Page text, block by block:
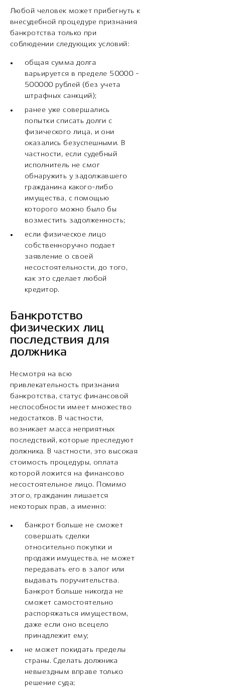
Любой человек может прибегнуть к
внесудебной процедуре признания
банкротства только при
соблюдении следующих условий:
общая сумма долга
варьируется в пределе 50000 -
500000 рублей (без учета
штрафных санкций);
ранее уже совершались
попытки списать долги с
физического лица, и они
оказались безуспешными. В
частности, если судебный
исполнитель не смог
обнаружить у задолжавшего
гражданина какого-либо
имущества, с помощью
которого можно было бы
возместить задолженность;
если физическое лицо
собственноручно подает
заявление о своей
несостоятельности, до того,
как это сделает любой
кредитор.
Банкротство
физических лиц
последствия для
должника
Несмотря на всю
привлекательность признания
банкротства, статус финансовой
неспособности имеет множество
недостатков. В частности,
возникает масса неприятных
последствий, которые преследуют
должника. В частности, это высокая
стоимость процедуры, оплата
которой ложится на финансово
несостоятельное лицо. Помимо
этого, гражданин лишается
некоторых прав, а именно:
банкрот больше не сможет
совершать сделки
относительно покупки и
продажи имущества, не может
передавать его в залог или
выдавать поручительства.
Банкрот больше никогда не
сможет самостоятельно
распоряжаться имуществом,
даже если оно всецело
принадлежит ему;
не может покидать пределы
страны. Сделать должника
невыездным вправе только
решение суда;